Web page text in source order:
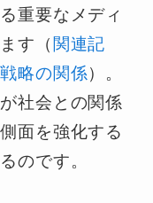
重要なメディ
す（ 関連記
略の関係）。
社会との関係
面を強化する
のです。